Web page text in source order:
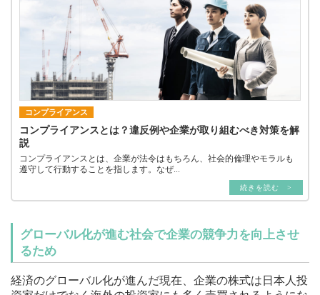
コンプライアンス
コンプライアンスとは？違反例や企業が取り組むべき対策を解
説
コンプライアンスとは、企業が法令はもちろん、社会的倫理やモラルも
遵守して行動することを指します。なぜ...
続きを読む >
グローバル化が進む社会で企業の競争力を向上させ
るため
経済のグローバル化が進んだ現在、企業の株式は日本人投